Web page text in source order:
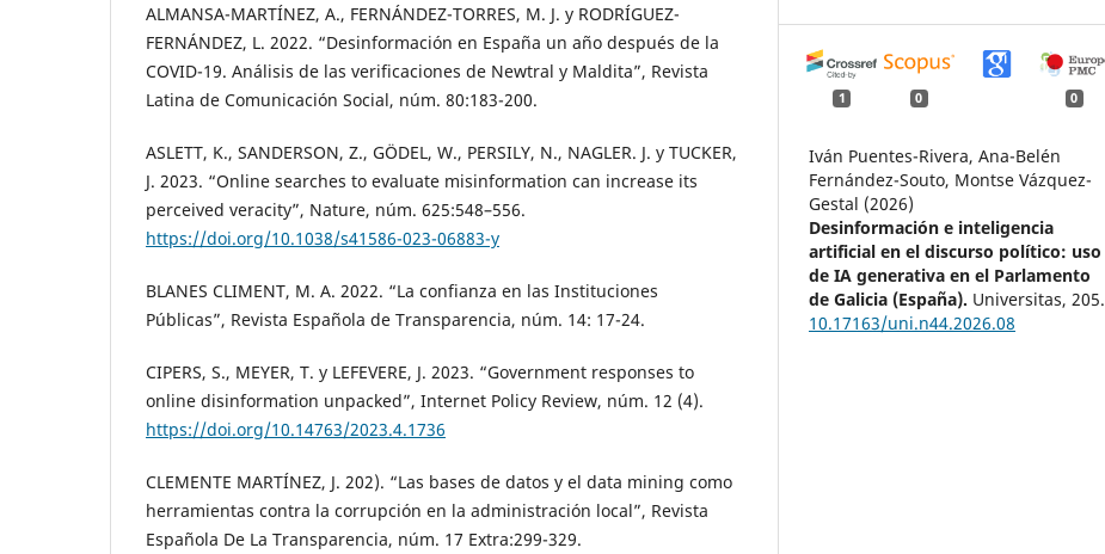
ALMANSA-MARTÍNEZ, A., FERNÁNDEZ-TORRES, M. J. y RODRÍGUEZ-
FERNÁNDEZ, L. 2022. “Desinformación en España un año después de la
COVID-19. Análisis de las verificaciones de Newtral y Maldita”, Revista
Latina de Comunicación Social, núm. 80:183-200.
ASLETT, K., SANDERSON, Z., GÖDEL, W., PERSILY, N., NAGLER. J. y TUCKER,
J. 2023. “Online searches to evaluate misinformation can increase its
perceived veracity”, Nature, núm. 625:548–556.
https://doi.org/10.1038/s41586-023-06883-y
BLANES CLIMENT, M. A. 2022. “La confianza en las Instituciones
Públicas”, Revista Española de Transparencia, núm. 14: 17-24.
CIPERS, S., MEYER, T. y LEFEVERE, J. 2023. “Government responses to
online disinformation unpacked”, Internet Policy Review, núm. 12 (4).
https://doi.org/10.14763/2023.4.1736
CLEMENTE MARTÍNEZ, J. 202). “Las bases de datos y el data mining como
herramientas contra la corrupción en la administración local”, Revista
Española De La Transparencia, núm. 17 Extra:299-329.
1 0 0
Iván Puentes-Rivera, Ana-Belén
Fernández-Souto, Montse Vázquez-
Gestal (2026)
Desinformación e inteligencia
artificial en el discurso político: uso
de IA generativa en el Parlamento
de Galicia (España). Universitas,205.
10.17163/uni.n44.2026.08